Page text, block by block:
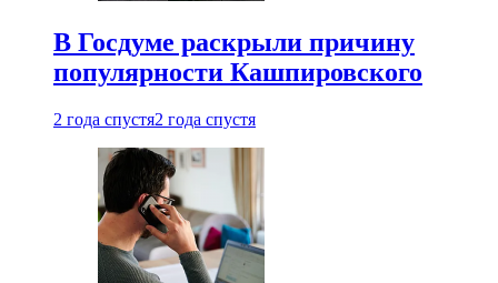
В Госдуме раскрыли причину
популярности Кашпировского
2 года спустя2 года спустя